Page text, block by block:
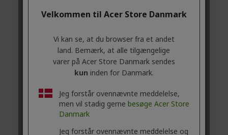
Velkommen til Acer Store Danmark
Vi kan se, at du browser fra et andet
land. Bemærk, at alle tilgængelige
varer på Acer Store Danmark sendes
kun inden for Danmark.
Jeg forstår ovennævnte meddelelse,
men vil stadig gerne besøge Acer Store
Danmark
Jeg forstår ovennævnte meddelelse og